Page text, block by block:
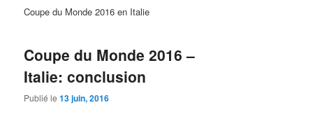
Coupe du Monde 2016 en Italie
Coupe du Monde 2016 –
Italie: conclusion
Publié le13 juin, 2016